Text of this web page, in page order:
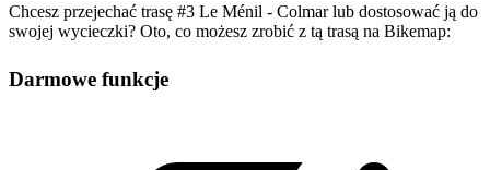
Chcesz przejechać trasę #3 Le Ménil - Colmar lub dostosować ją do
swojej wycieczki? Oto, co możesz zrobić z tą trasą na Bikemap:
Darmowe funkcje